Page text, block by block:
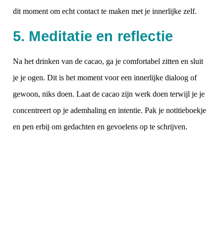
dit moment om echt contact te maken met je innerlijke zelf.
5. Meditatie en reflectie
Na het drinken van de cacao, ga je comfortabel zitten en sluit
je je ogen. Dit is het moment voor een innerlijke dialoog of
gewoon, niks doen. Laat de cacao zijn werk doen terwijl je je
concentreert op je ademhaling en intentie. Pak je notitieboekje
en pen erbij om gedachten en gevoelens op te schrijven.